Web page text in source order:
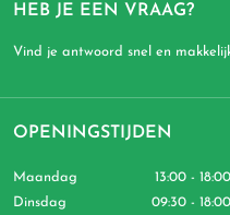
HEB JE EEN VRAAG?
Vind je antwoord snel en
OPENINGSTIJDEN
Maandag
13:00 - 18:00
Dinsdag
09:30 - 18:00